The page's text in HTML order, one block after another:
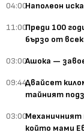
04:00Наполеон
11:00Преди 100
бързо от
03:00Ашока —
09:44Двайсет
тайният
03:00Механичният
който мами